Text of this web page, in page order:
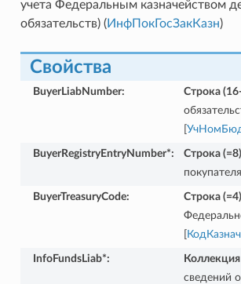
учета Федеральным казначейством
обязательств) (ИнфПокГосЗакКазн)
Свойства
BuyerLiabNumber: Строка
BuyerRegistryEntryNumber*: Строка (=8)
покупателя
BuyerTreasuryCode: Строка (=4)
InfoFundsLiab*: Коллекция
сведений